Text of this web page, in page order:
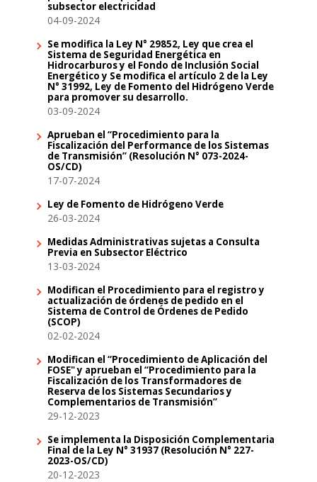
subsector electricidad
04-09-2024
Se modifica la Ley N° 29852, Ley que crea el
Sistema de Seguridad Energética en
Hidrocarburos y el Fondo de Inclusión Social
Energético y Se modifica el artículo 2 de la Ley
N° 31992, Ley de Fomento del Hidrógeno Verde
para promover su desarrollo.
03-09-2024
Aprueban el “Procedimiento para la
Fiscalización del Performance de los Sistemas
de Transmisión” (Resolución N° 073-2024-
OS/CD)
17-07-2024
Ley de Fomento de Hidrógeno Verde
26-03-2024
Medidas Administrativas sujetas a Consulta
Previa en Subsector Eléctrico
13-03-2024
Modifican el Procedimiento para el registro y
actualización de órdenes de pedido en el
Sistema de Control de Órdenes de Pedido
(SCOP)
02-02-2024
Modifican el “Procedimiento de Aplicación del
FOSE" y aprueban el “Procedimiento para la
Fiscalización de los Transformadores de
Reserva de los Sistemas Secundarios y
Complementarios de Transmisión”
29-12-2023
Se implementa la Disposición Complementaria
Final de la Ley N° 31937 (Resolución N° 227-
2023-OS/CD)
20-12-2023